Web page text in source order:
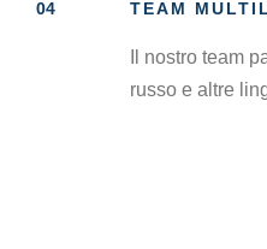
04 TEAM
Il nostro team
russo e altre